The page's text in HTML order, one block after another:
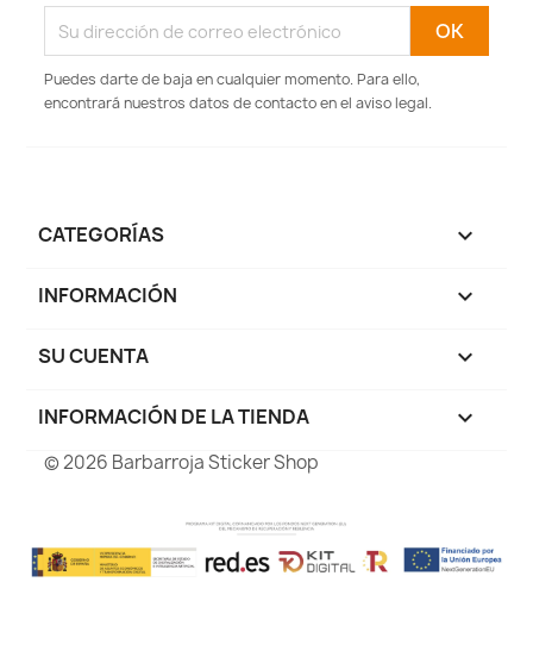
Puedes darte de baja en cualquier momento. Para ello,
encontrará nuestros datos de contacto en el aviso legal.
CATEGORÍAS 
INFORMACIÓN 
SU CUENTA 
INFORMACIÓN DE LA TIENDA keyboard_arrow_down
© 2026 Barbarroja Sticker Shop